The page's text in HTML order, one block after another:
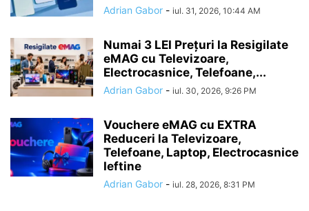
Adrian Gabor - iul. 31, 2026, 10:44 AM
Numai 3 LEI Prețuri la Resigilate
eMAG cu Televizoare,
Electrocasnice, Telefoane,...
Adrian Gabor - iul. 30, 2026, 9:26 PM
Vouchere eMAG cu EXTRA
Reduceri la Televizoare,
Telefoane, Laptop, Electrocasnice
Ieftine
Adrian Gabor - iul. 28, 2026, 8:31 PM